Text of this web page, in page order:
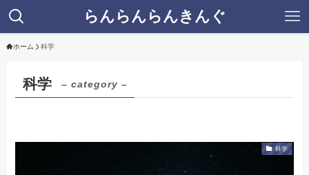
らんらんらんきんぐ
ホーム 科学
科学 – category –
科学